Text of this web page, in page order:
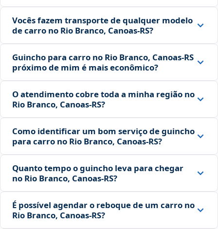
Vocês fazem transporte de qualquer modelo
de carro no Rio Branco, Canoas‑RS?
Guincho para carro no Rio Branco, Canoas‑RS
próximo de mim é mais econômico?
O atendimento cobre toda a minha região no
Rio Branco, Canoas‑RS?
Como identificar um bom serviço de guincho
para carro no Rio Branco, Canoas‑RS?
Quanto tempo o guincho leva para chegar
no Rio Branco, Canoas‑RS?
É possível agendar o reboque de um carro no
Rio Branco, Canoas‑RS?